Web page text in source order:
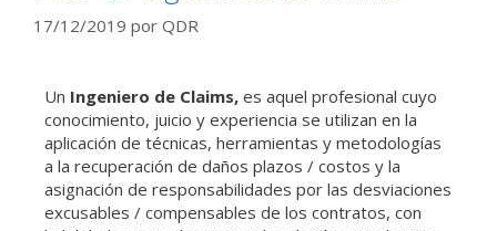
17/12/2019 por QDR
Un Ingeniero de Claims, es aquel profesional cuyo
conocimiento, juicio y experiencia se utilizan en la
aplicación de técnicas, herramientas y metodologías
a la recuperación de daños plazos / costos y la
asignación de responsabilidades por las desviaciones
excusables / compensables de los contratos, con